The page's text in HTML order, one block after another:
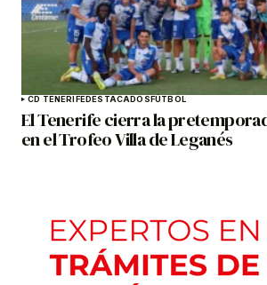
CD TENERIFEDESTACADOSFÚTBOL
El Tenerife cierra la
en el Trofeo Villa de Leganés